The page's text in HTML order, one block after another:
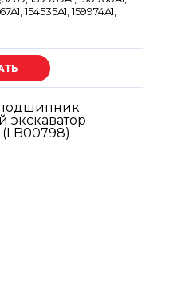
154535A1, 159974A1,
цену